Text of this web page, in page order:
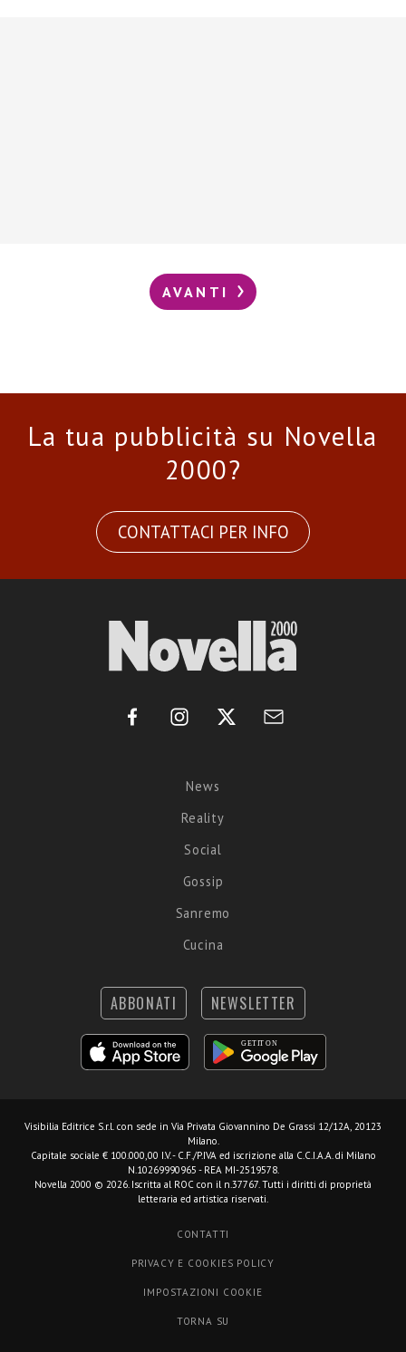
AVANTI
La tua pubblicità su Novella
2000?
CONTATTACI PER INFO
News
Reality
Social
Gossip
Sanremo
Cucina
ABBONATI NEWSLETTER
Visibilia Editrice S.r.l. con sede in Via Privata Giovannino De Grassi 12/12A, 20123
Milano.
Capitale sociale € 100.000,00 I.V. - C.F./P.IVA ed iscrizione alla C.C.I.A.A. di Milano
N.10269990965 - REA MI-2519578.
Novella 2000 © 2026. Iscritta al ROC con il n.37767. Tutti i diritti di proprietà
letteraria ed artistica riservati.
CONTATTI
PRIVACY E COOKIES POLICY
IMPOSTAZIONI COOKIE
TORNA SU